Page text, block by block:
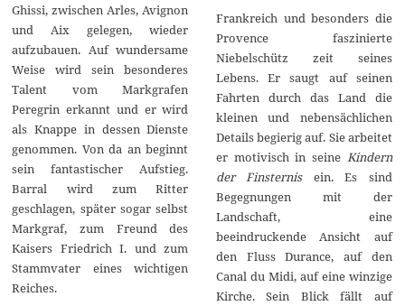
Ghissi, zwischen Arles, Avignon
und Aix gelegen, wieder
aufzubauen. Auf wundersame
Weise wird sein besonderes
Talent vom Markgrafen
Peregrin erkannt und er wird
als Knappe in dessen Dienste
genommen. Von da an beginnt
sein fantastischer Aufstieg.
Barral wird zum Ritter
geschlagen, später sogar selbst
Markgraf, zum Freund des
Kaisers Friedrich I. und zum
Stammvater eines wichtigen
Reiches.
Frankreich und besonders die
Provence faszinierte
Niebelschütz zeit seines
Lebens. Er saugt auf seinen
Fahrten durch das Land die
kleinen und nebensächlichen
Details begierig auf. Sie arbeitet
er motivisch in seine Kindern
der Finsternisein. Es sind
Begegnungen mit der
Landschaft, eine
beeindruckende Ansicht auf
den Fluss Durance, auf den
Canal du Midi, auf eine winzige
Kirche. Sein Blick fällt auf